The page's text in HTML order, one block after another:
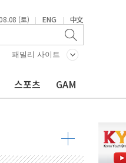
(토) | ENG | 中文
패밀리 사이트
스포츠 GAM
연속 최고치